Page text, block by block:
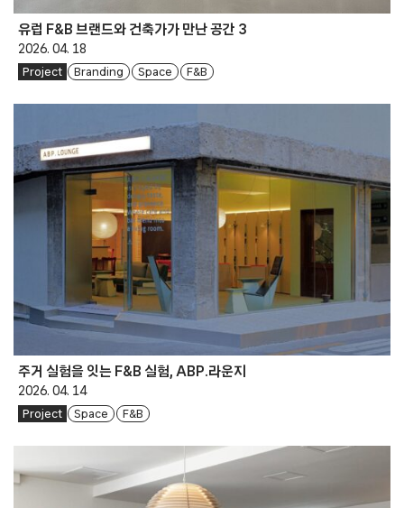
유럽 F&B 브랜드와 건축가가 만난 공간 3
2026. 04. 18
Project Branding Space F&B
주거 실험을 잇는 F&B 실험, ABP.라운지
2026. 04. 14
Project Space F&B